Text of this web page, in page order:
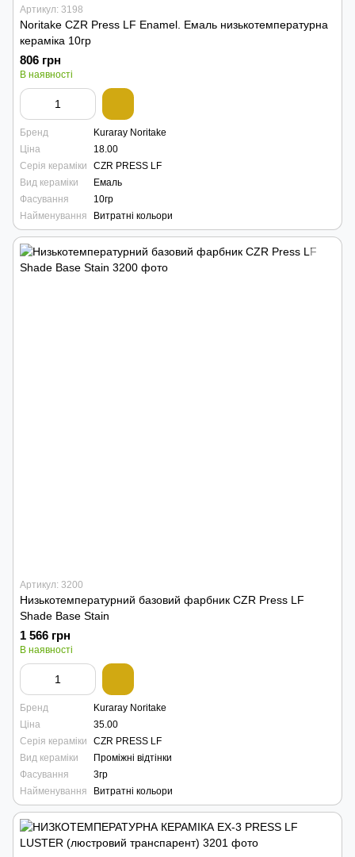
Артикул: 3198
Noritake CZR Press LF Enamel. Емаль низькотемпературна
кераміка 10гр
806 грн
В наявності
Бренд
Kuraray Noritake
Ціна
18.00
Серія кераміки
CZR PRESS LF
Вид кераміки
Емаль
Фасування
10гр
Найменування
Витратні кольори
Артикул: 3200
Низькотемпературний базовий фарбник CZR Press LF
Shade Base Stain
1 566 грн
В наявності
Бренд
Kuraray Noritake
Ціна
35.00
Серія кераміки
CZR PRESS LF
Вид кераміки
Проміжні відтінки
Фасування
3гр
Найменування
Витратні кольори